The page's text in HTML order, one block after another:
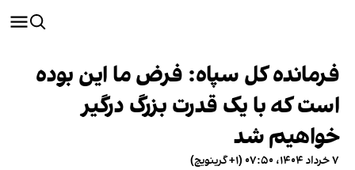
فرمانده کل سپاه: فرض ما این بوده
است که با یک قدرت بزرگ درگیر
خواهیم شد
۷ خرداد ۱۴۰۴، ۰۷:۵۰ (‎+۱ گرینویچ)